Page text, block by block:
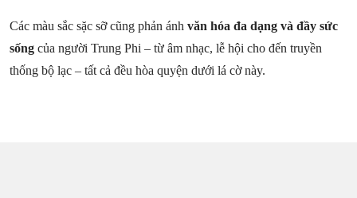
Các màu sắc sặc sỡ cũng phản ánh văn hóa đa dạng và đầy sức
sống của người Trung Phi – từ âm nhạc, lễ hội cho đến truyền
thống bộ lạc – tất cả đều hòa quyện dưới lá cờ này.